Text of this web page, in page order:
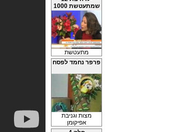
שמתעטשת 1000
פעם...
מתעטשת
פרפר נחמד לפסח
מצות וגניבת
אפיקומן